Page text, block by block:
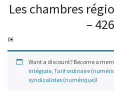
Les chambres
–
0€
Want a discount? Become a
intégrale, Tarif ordinaire
syndicalistes (numérique)!